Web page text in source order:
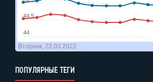
ПОПУЛЯРНЫЕ ТЕГИ